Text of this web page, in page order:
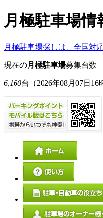
月極駐車場
月極駐車場探しは、全国対
現在の月極駐車場募集台数
6,160台 （2026年08月07日16